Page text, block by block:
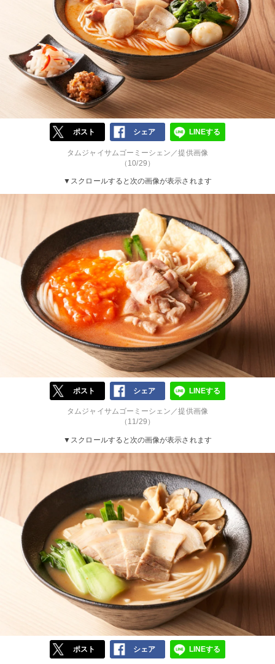
ポスト シェア LINEする
タムジャイサムゴーミーシェン／提供画像
（10/29）
▼スクロールすると次の画像が表示されます
ポスト シェア LINEする
タムジャイサムゴーミーシェン／提供画像
（11/29）
▼スクロールすると次の画像が表示されます
ポスト シェア LINEする